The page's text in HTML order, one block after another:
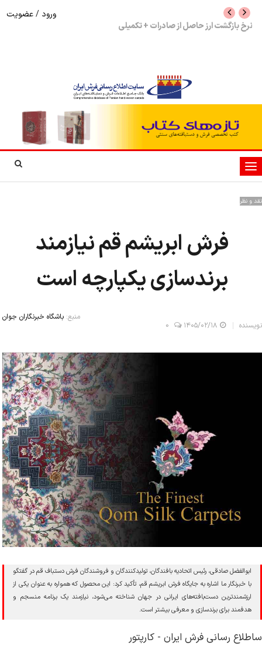
نرخ بازگشت ارز حاصل از صادرات + تکمیلی
ورود /عضویت
تغییر
وضعیت
نقد و نظر
فرش ابریشم قم نیازمند
برندسازی یکپارچه است
نویسنده ۱۴۰۵/۰۲/۱۸ 0
منبع: باشگاه خبرنگاران جوان
ابوالفضل صادقی، رئیس اتحادیه بافندگان، تولیدکنندگان و فروشندگان فرش دستباف قم در گفتگو
با خبرنگار ما اشاره به جایگاه فرش ابریشم قم، تأکید کرد: این محصول که همواره به عنوان یکی از
ارزشمندترین دست‌بافته‌های ایرانی در جهان شناخته می‌شود، نیازمند یک برنامه منسجم و
هدفمند برای برندسازی و معرفی بیشتر است.
ساطلاع رسانی فرش ایران - کارپتور